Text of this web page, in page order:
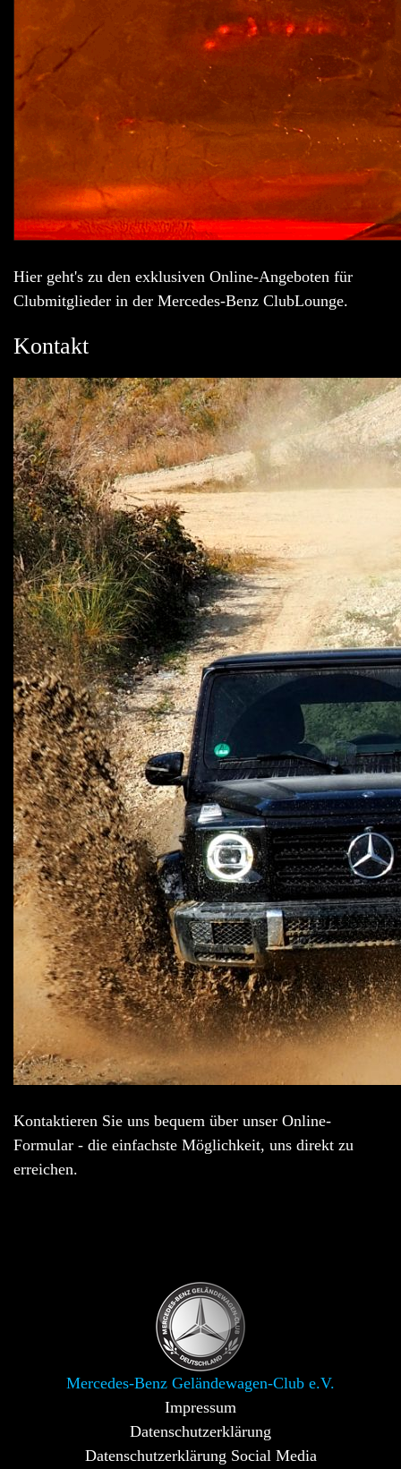
Hier geht's zu den exklusiven Online-Angeboten für
Clubmitglieder in der Mercedes-Benz ClubLounge.
Kontakt
Kontaktieren Sie uns bequem über unser Online-
Formular - die einfachste Möglichkeit, uns direkt zu
erreichen.
Mercedes-Benz Geländewagen-Club e.V.
Impressum
Datenschutzerklärung
Datenschutzerklärung Social Media